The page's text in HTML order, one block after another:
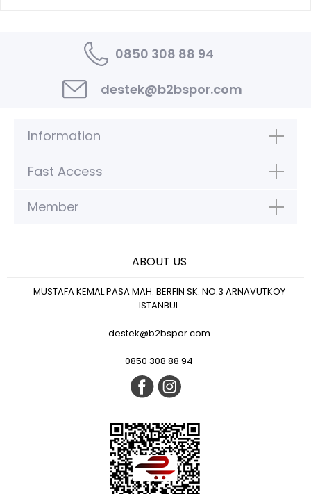
0850 308 88 94
destek@b2bspor.com
Information
Fast Access
Member
ABOUT US
MUSTAFA KEMAL PASA MAH. BERFIN SK. NO:3 ARNAVUTKOY
ISTANBUL
destek@b2bspor.com
0850 308 88 94